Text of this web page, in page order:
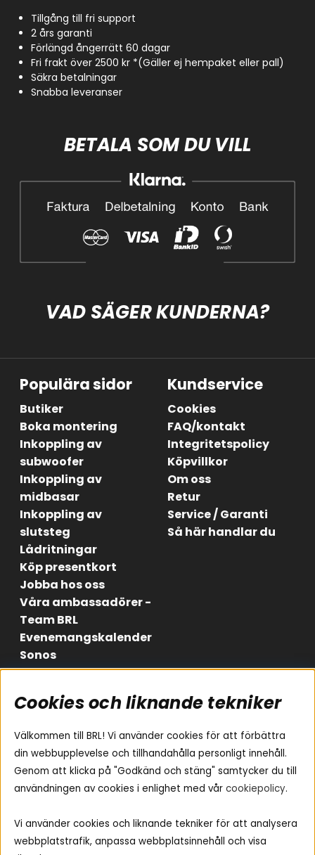
Tillgång till fri support
2 års garanti
Förlängd ångerrätt 60 dagar
Fri frakt över 2500 kr *(Gäller ej hempaket eller pall)
Säkra betalningar
Snabba leveranser
BETALA SOM DU VILL
VAD SÄGER KUNDERNA?
Populära sidor
Butiker
Boka montering
Inkoppling av
subwoofer
Inkoppling av
midbasar
Inkoppling av
slutsteg
Lådritningar
Köp presentkort
Jobba hos oss
Våra ambassadörer -
Team BRL
Evenemangskalender
Sonos
Kundservice
Cookies
FAQ/kontakt
Integritetspolicy
Köpvillkor
Om oss
Retur
Service / Garanti
Så här handlar du
Områden
Billjud
Hemmaljud
Medarbetare
Vad passar i min bil
Yamaha Musiccast
Ljud till A-traktorn
Ljud till båten
Följ oss
Instagram
Facebook
Youtube
Cookies och liknande tekniker
Välkommen till BRL! Vi använder cookies för att förbättra
din webbupplevelse och tillhandahålla personligt innehåll.
Genom att klicka på "Godkänd och stäng" samtycker du till
användningen av cookies i enlighet med vår cookiepolicy.
Vi använder cookies och liknande tekniker för att analysera
webbplatstrafik, anpassa webbplatsinnehåll och visa